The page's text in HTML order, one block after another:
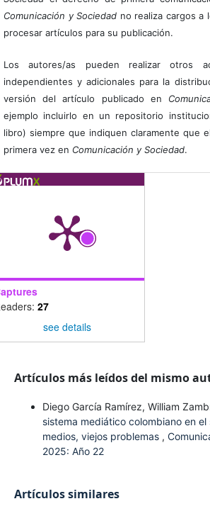
Comunicación y Sociedad no realiza cargos a
procesar artículos para su publicación.
Los autores/as pueden realizar otros
independientes y adicionales para la
versión del artículo publicado en
ejemplo incluirlo en un repositorio
libro) siempre que indiquen claramente que
primera vez en Comunicación y Sociedad.
27
see details
Artículos más leídos del mismo
Diego García Ramírez, William
sistema mediático colombiano en el
medios, viejos problemas ,
2025: Año 22
Artículos similares